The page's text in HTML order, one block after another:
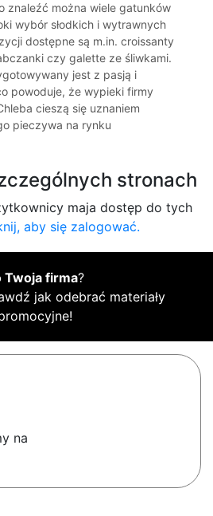
znaleźć można wiele gatunków
wybór słodkich i wytrawnych
dostępne są m.in. croissanty
czy galette ze śliwkami.
jest z pasją i
powoduje, że wypieki firmy
cieszą się uznaniem
pieczywa na rynku
stronach
maja dostęp do tych
aby się zalogować.
Twoja firma?
jak odebrać materiały
na